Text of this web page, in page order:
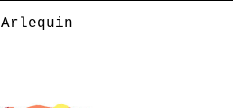
Arlequin